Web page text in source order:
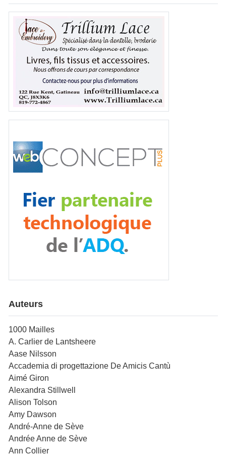
Auteurs
1000 Mailles
A. Carlier de Lantsheere
Aase Nilsson
Accademia di progettazione De Amicis Cantù
Aimé Giron
Alexandra Stillwell
Alison Tolson
Amy Dawson
André-Anne de Sève
Andrée Anne de Sève
Ann Collier